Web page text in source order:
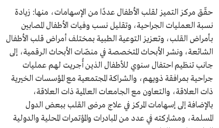
حقّق مركز التميز لقلب الأطفال عددًا من الإسهامات، منها: زيادة
نسبة العمليات الجراحية، وتقليل نسب وفيات الأطفال المصابين
بأمراض القلب، وتعزيز التوعية الطبية بمختلف أمراض قلب الأطفال
الشائعة، ونشر الأبحاث المتخصصة في منصّات الأبحاث الرقمية، إلى
جانب تنظيم احتفال سنوي للأطفال الذين أُجريت لهم عمليات
جراحية بمرافقة ذويهم، والشراكة المجتمعية مع المؤسسات الخيرية
ذات العلاقة، والتعاون مع الجامعات العالمية ذات العلاقة،
بالإضافة إلى إسهامات المركز في علاج مرضى القلب ببعض الدول
المسلمة، ومشاركته في عدد من المبادرات والمؤتمرات المحلية والدولية